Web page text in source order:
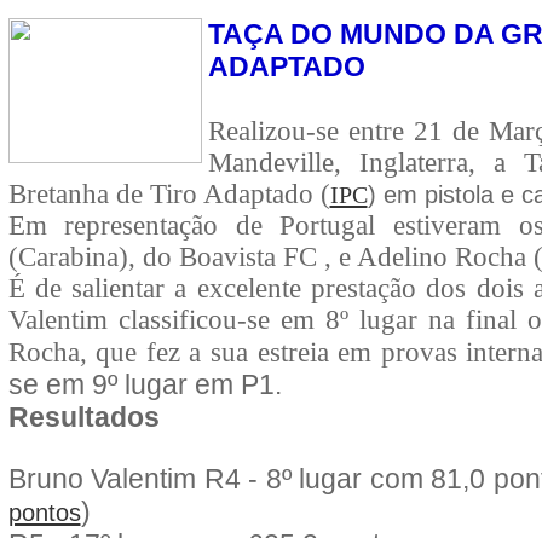
TAÇA DO MUNDO DA
ADAPTADO
Realizou-se entre 21 de
Mandeville, Inglaterra, a
Bretanha de Tiro Adaptado (IPC) em pistola e
Em representação de Portugal estiveram
(Carabina), do Boavista FC , e Adelino Rocha
É de salientar a excelente prestação dos dois
Valentim classificou-se em 8º lugar na final
Rocha, que fez a sua estreia em provas
se em 9º lugar em P1.
Resultados
Bruno Valentim R4 - 8º lugar com 81,0
pontos)